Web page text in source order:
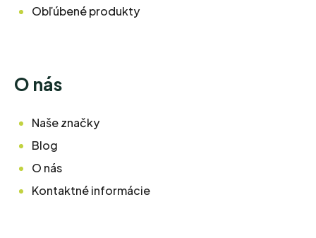
Obľúbené produkty
O nás
Naše značky
Blog
O nás
Kontaktné informácie